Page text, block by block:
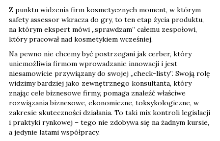
Z punktu widzenia firm kosmetycznych moment, w którym
safety assessor wkracza do gry, to ten etap życia produktu,
na którym ekspert mówi „sprawdzam” całemu zespołowi,
który pracował nad kosmetykiem wcześniej.
Na pewno nie chcemy być postrzegani jak cerber, który
uniemożliwia firmom wprowadzanie innowacji i jest
niesamowicie przywiązany do swojej „check-listy”. Swoją rolę
widzimy bardziej jako zewnętrznego konsultanta, który
znając cele biznesowe firmy, pomaga znaleźć właściwe
rozwiązania biznesowe, ekonomiczne, toksykologiczne, w
zakresie skuteczności działania. To taki mix kontroli legislacji
i praktyki rynkowej – tego nie zdobywa się na żadnym kursie,
a jedynie latami współpracy.